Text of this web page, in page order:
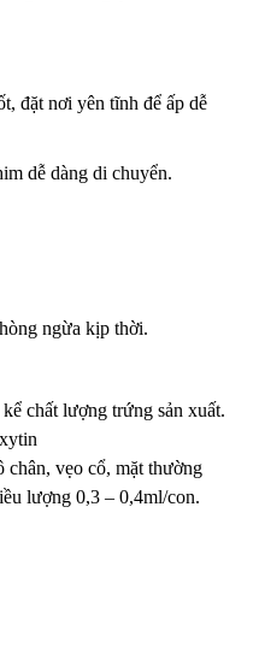
đặt nơi yên tĩnh để ấp dễ
dễ dàng di chuyển.
ngừa kịp thời.
chất lượng trứng sản xuất.
vẹo cổ, mặt thường
lượng 0,3 – 0,4ml/con.